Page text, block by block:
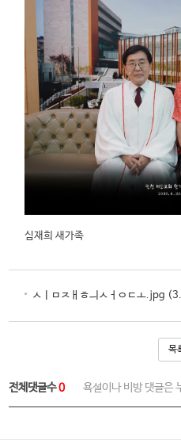
심재희 새가족
ㅅㅣㅁㅈㅐㅎㅢㅅㅓㅇㄷㅗ.jpg
목
전체댓글수0 욕설이나 비방 댓글은